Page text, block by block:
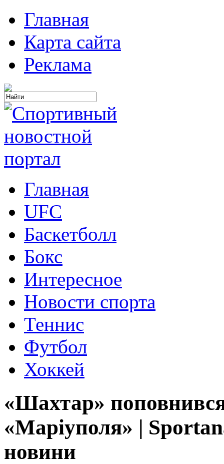
Главная
Карта сайта
Реклама
Главная
UFC
Баскетболл
Бокс
Интересное
Новости спорта
Теннис
Футбол
Хоккей
«Шахтар»
«Маріуполя» |
новини